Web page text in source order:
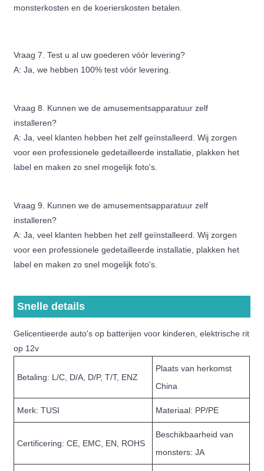
monsterkosten en de koerierskosten betalen.
Vraag 7. Test u al uw goederen vóór levering?
A: Ja, we hebben 100% test vóór levering.
Vraag 8. Kunnen we de amusementsapparatuur zelf
installeren?
A: Ja, veel klanten hebben het zelf geïnstalleerd. Wij zorgen
voor een professionele gedetailleerde installatie, plakken het
label en maken zo snel mogelijk foto's.
Vraag 9. Kunnen we de amusementsapparatuur zelf
installeren?
A: Ja, veel klanten hebben het zelf geïnstalleerd. Wij zorgen
voor een professionele gedetailleerde installatie, plakken het
label en maken zo snel mogelijk foto's.
Snelle details
Gelicentieerde auto's op batterijen voor kinderen, elektrische rit
op 12v
Betaling: L/C, D/A, D/P, T/T, ENZ
Plaats van herkomst
China
Merk: TUSI Materiaal: PP/PE
Certificering: CE, EMC, EN, ROHS
Beschikbaarheid van
monsters: JA